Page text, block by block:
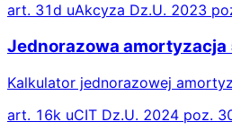
art. 31d uAkcyza Dz.U. 2023
Jednorazowa amortyzacja
Kalkulator jednorazowej
art. 16k uCIT Dz.U. 2024 poz.